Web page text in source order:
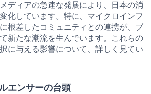
ディアの急速な発展により、日本の消
化しています。特に、マイクロインフ
根差したコミュニティとの連携が、ブ
新たな潮流を生んでいます。これらの
に与える影響について、詳しく見てい
エンサーの台頭